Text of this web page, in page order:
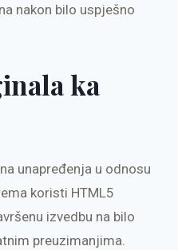
nakon bilo uspješno
ka
unapređenja u odnosu
koristi HTML5
izvedbu na bilo
preuzimanjima.